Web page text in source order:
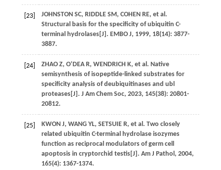
[23] JOHNSTON SC, RIDDLE SM, COHEN RE, et al .
Structural basis for the specificity of ubiquitin C-
terminal hydrolases[J]. EMBO J, 1999, 18(14): 3877-
3887.
[24] ZHAO Z, O’DEA R, WENDRICH K, et al . Native
semisynthesis of isopeptide-linked substrates for
specificity analysis of deubiquitinases and ubl
proteases[J]. J Am Chem Soc, 2023, 145(38): 20801-
20812.
[25] KWON J, WANG YL, SETSUIE R, et al . Two closely
related ubiquitin C-terminal hydrolase isozymes
function as reciprocal modulators of germ cell
apoptosis in cryptorchid testis[J]. Am J Pathol , 2004,
165(4): 1367-1374.